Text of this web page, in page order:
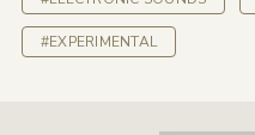
#EXPERIMENTAL